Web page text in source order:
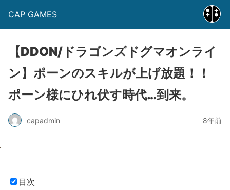
CAP GAMES
【DDON/ドラゴンズドグマオンライ
ン】ポーンのスキルが上げ放題！！
ポーン様にひれ伏す時代…到来。
capadmin 8年前
目次